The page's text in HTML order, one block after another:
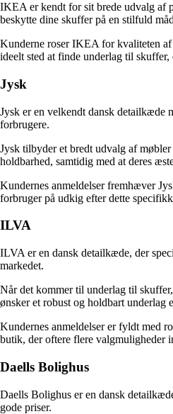
IKEA er kendt for sit brede udvalg af
beskytte dine skuffer på en stilfuld
Kunderne roser IKEA for kvaliteten af
ideelt sted at finde underlag til
Jysk
Jysk er en velkendt dansk detailkæde
forbrugere.
Jysk tilbyder et bredt udvalg af
holdbarhed, samtidig med at deres
Kundernes anmeldelser fremhæver
forbruger på udkig efter dette
ILVA
ILVA er en dansk detailkæde, der
markedet.
Når det kommer til underlag til
ønsker et robust og holdbart
Kundernes anmeldelser er fyldt med
butik, der oftere flere valgmuligheder
Daells Bolighus
Daells Bolighus er en dansk
gode priser.